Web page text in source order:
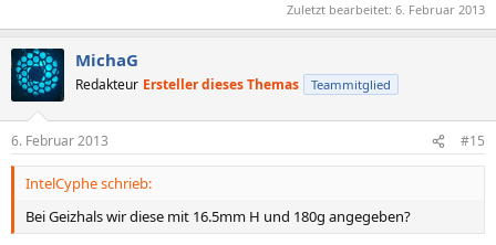
Zuletzt bearbeitet: 6. Februar 2013
MichaG
Redakteur Ersteller dieses Themas Teammitglied
6. Februar 2013 #15
IntelCyphe schrieb:
Bei Geizhals wir diese mit 16.5mm H und 180g angegeben?